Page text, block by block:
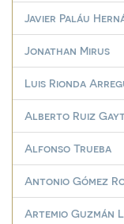
Javier Paláu
Jonathan Mirus
Luis Rionda
Alberto Ruiz
Alfonso Trueba
Antonio Gómez
Artemio Guzmán